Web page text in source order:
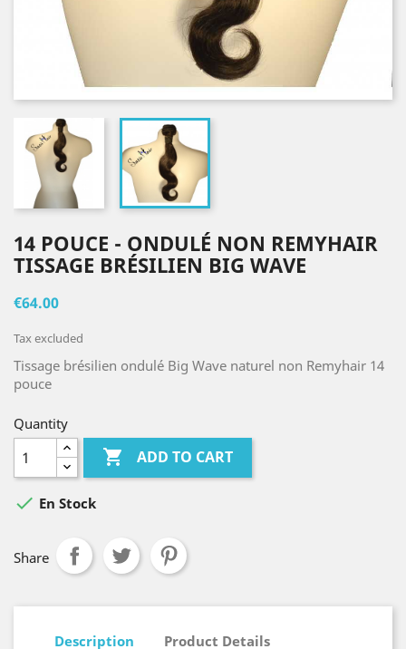
14 POUCE - ONDULÉ NON REMYHAIR
TISSAGE BRÉSILIEN BIG WAVE
€64.00
Tax excluded
Tissage brésilien ondulé Big Wave naturel non Remyhair 14
pouce
Quantity
 ADD TO CART
 En Stock
Share
Description Product Details